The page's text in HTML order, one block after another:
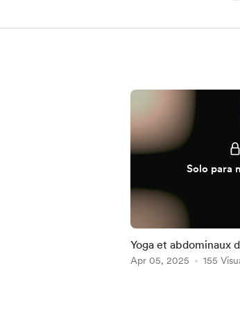
Solo para
Yoga et abdominaux
Apr 05, 2025 155